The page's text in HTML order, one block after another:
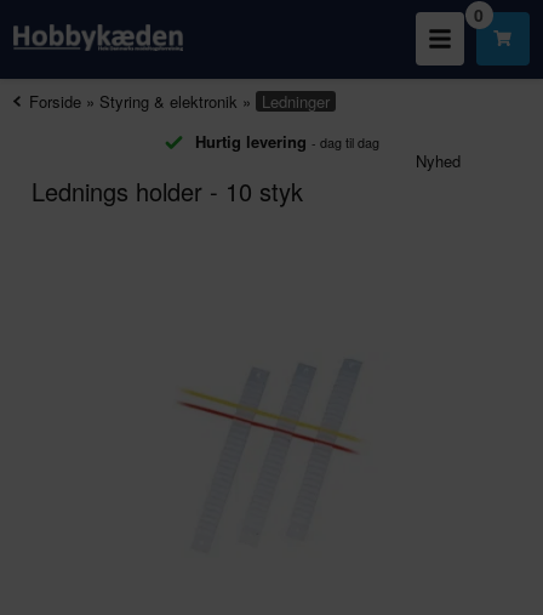
0
Forside » Styring & elektronik » Ledninger
Hurtig levering - dag til dag
Nyhed
Lednings holder - 10 styk